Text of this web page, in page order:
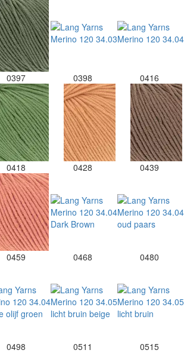
0397 0398 0416
0418 0428 0439
0459 0468 0480
0498 0511 0515